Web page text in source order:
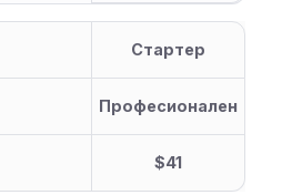
Стартер
Професионален
$41